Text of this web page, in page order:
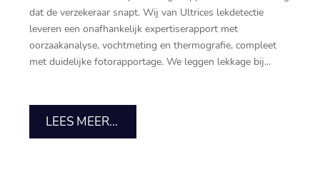
dat de verzekeraar snapt. Wij van Ultrices lekdetectie
leveren een onafhankelijk expertiserapport met
oorzaakanalyse, vochtmeting en thermografie, compleet
met duidelijke fotorapportage. We leggen lekkage bij...
LEES MEER...